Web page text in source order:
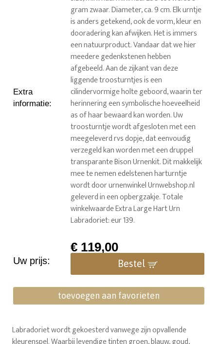
Extra
informatie:
gram zwaar. Diameter, ca. 9 cm. Elk urntje
is anders getekend, ook de vorm, kleur en
dooradering kan afwijken. Het is immers
een natuurproduct. Vandaar dat we hier
meedere gedenkstenen hebben
afgebeeld. Aan de zijkant van deze
liggende troosturntjes is een
cilindervormige holte geboord, waarin ter
herinnering een symbolische hoeveelheid
as of haar bewaard kan worden. Uw
troosturntje wordt afgesloten met een
meegeleverd rvs dopje, dat eenvoudig
verzegeld kan worden met een druppel
transparante Bison Urnenkit. Dit makkelijk
mee te nemen edelstenen harturntje
wordt door urnenwinkel Urnwebshop.nl
geleverd in een opbergzakje. Totale
winkelwaarde Extra Large Hart Urn
Labradoriet: eur 139.
Uw prijs:
€ 119,00
Bestel
toevoegen aan favorieten
Labradoriet wordt gekoesterd vanwege zijn opvallende